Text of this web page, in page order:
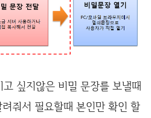
싶지않은 비밀 문장를 보낼때
줘서 필요할때 본인만 확인 할